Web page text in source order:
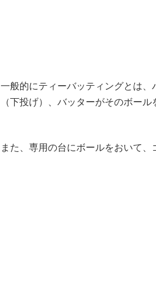
一般的にティーバッティングとは
（下投げ）、バッターがそのボール
また、専用の台にボールをおいて